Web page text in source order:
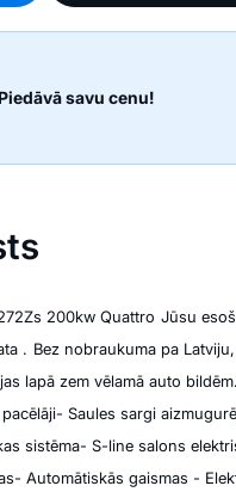
savu cenu!
200kw Quattro Jūsu
. Bez nobraukuma pa
lapā zem vēlamā auto bildēm.
- Saules sargi
sistēma- S-line salons
- Automātiskās gaismas -